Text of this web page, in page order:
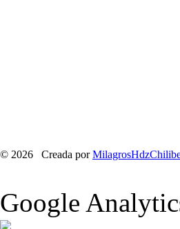
© 2026 Creada por
Google